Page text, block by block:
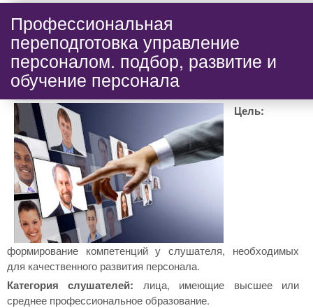
Профессиональная
переподготовка управление
персоналом. подбор, развитие и
обучение персонала
Цель:
формирование компетенций у слушателя, необходимых
для качественного развития персонала.
Категория слушателей: лица, имеющие высшее или
среднее профессиональное образование.